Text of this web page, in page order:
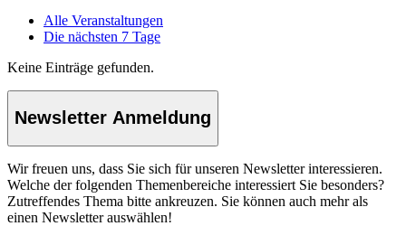
Alle Veranstaltungen
Die nächsten 7 Tage
Keine Einträge gefunden.
Newsletter Anmeldung
Wir freuen uns, dass Sie sich für unseren Newsletter interessieren.
Welche der folgenden Themenbereiche interessiert Sie besonders?
Zutreffendes Thema bitte ankreuzen. Sie können auch mehr als
einen Newsletter auswählen!